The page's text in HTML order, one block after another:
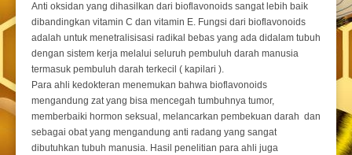
Anti oksidan yang dihasilkan dari bioflavonoids sangat lebih baik
dibandingkan vitamin C dan vitamin E. Fungsi dari bioflavonoids
adalah untuk menetralisisasi radikal bebas yang ada didalam tubuh
dengan sistem kerja melalui seluruh pembuluh darah manusia
termasuk pembuluh darah terkecil ( kapilari ).
Para ahli kedokteran menemukan bahwa bioflavonoids
mengandung zat yang bisa mencegah tumbuhnya tumor,
memberbaiki hormon seksual, melancarkan pembekuan darah dan
sebagai obat yang mengandung anti radang yang sangat
dibutuhkan tubuh manusia. Hasil penelitian para ahli juga